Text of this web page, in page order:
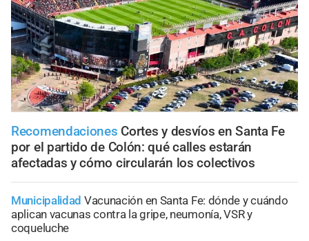
Recomendaciones Cortes y desvíos en Santa Fe
por el partido de Colón: qué calles estarán
afectadas y cómo circularán los colectivos
Municipalidad Vacunación en Santa Fe: dónde y cuándo
aplican vacunas contra la gripe, neumonía, VSR y
coqueluche